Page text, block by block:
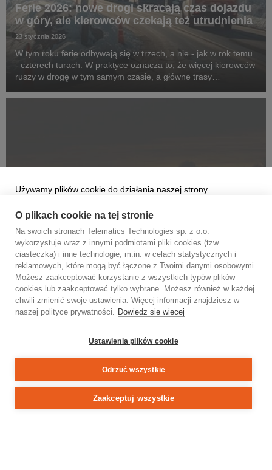
Ferie 2026: nowe drogi skracają czas dojazdu
w góry, ale kierowców czekają też utrudnienia
23 stycznia 2026
W tym roku ferie odbywają się w trzech, a nie - jak w rok temu
- czterech turach. W praktyce oznacza to, że więcej kierowców
ruszy w drogę w tym samym czasie, a główne trasy
korkować. Planując zimowe wyjazdy warto też...
INFORMACJE PRASOWE
Emapa Telematics – nowa spółka po
połączeniu Emapy i Telematics Technologies
zarejestrowana
2 stycznia 2026
Zakończyła się procedura rejestracyjna połączenia Emapa
operacyjna spółek jest kontynuowana pod nazwą Emapa
Telematics sp. z o.o. Zmiana została zarejestrowana w KRS w
dniu 30.12.2025 r.
Używamy plików cookie do działania naszej strony
usług, zarządzania Twoimi preferencjami online i
personalizowania treści reklamowych. Akceptując nasze pliki
cookie, otrzymasz odpowiednie treści oraz funkcje mediów
społecznościowych, spersonalizowane reklamy i ulepszony
sposób przeglądania. Aby zarządzać swoimi wyborami, kliknij
„Ustawienia plików cookie”. Pliki cookie niezbędne są do
podstawowego funkcjonowania strony internetowej i nie mogą
Zaakceptuj
Polityka plików
O plikach cookie na tej stronie
Na swoich stronach Telematics Technologies sp. z o.o.
wykorzystuje wraz z innymi podmiotami pliki cookies (tzw.
ciasteczka) i inne technologie, m.in. w celach statystycznych i
reklamowych, które mogą być łączone z Twoimi danymi osobowymi.
Możesz zaakceptować korzystanie z wszystkich typów plików
cookies lub zaakceptować tylko wybrane. Możesz również w każdej
chwili zmienić swoje ustawienia. Więcej informacji znajdziesz w
naszej polityce prywatności. Dowiedz się więcej
Ustawienia plików cookie
Odrzuć wszystkie
Zaakceptuj wszystkie